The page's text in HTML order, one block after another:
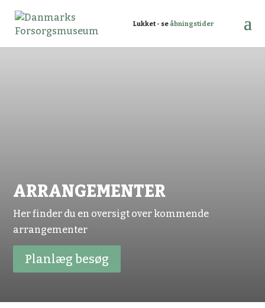
Lukket - se åbningstider
ARRANGEMENTER
Her finder du en oversigt over kommende
arrangementer
Planlæg besøg